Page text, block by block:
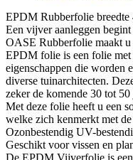
EPDM Rubberfolie breedte
Een vijver aanleggen
OASE Rubberfolie maakt
EPDM folie is een folie
eigenschappen die worden
diverse tuinarchitecten.
zeker de komende 30 tot
Met deze folie heeft u een
welke zich kenmerkt met
Ozonbestendig UV-
Geschikt voor vissen en